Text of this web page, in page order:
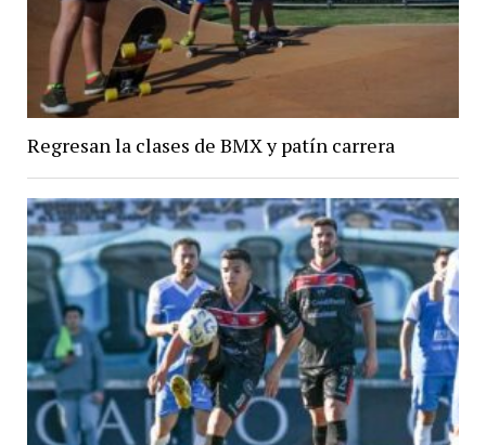
Regresan la clases de BMX y patín carrera